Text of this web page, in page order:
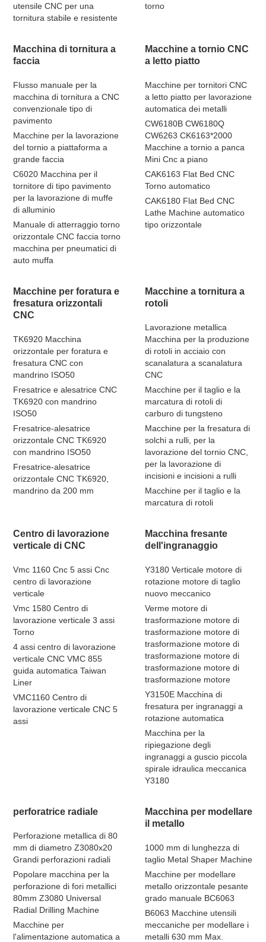
utensile CNC per una
tornitura stabile e resistente
torno
Macchina di tornitura a
faccia
Flusso manuale per la
macchina di tornitura a CNC
convenzionale tipo di
pavimento
Macchine per la lavorazione
del tornio a piattaforma a
grande faccia
C6020 Macchina per il
tornitore di tipo pavimento
per la lavorazione di muffe
di alluminio
Manuale di atterraggio torno
orizzontale CNC faccia torno
macchina per pneumatici di
auto muffa
Macchine a tornio CNC
a letto piatto
Macchine per tornitori CNC
a letto piatto per lavorazione
automatica dei metalli
CW6180B CW6180Q
CW6263 CK6163*2000
Macchine a tornio a panca
Mini Cnc a piano
CAK6163 Flat Bed CNC
Torno automatico
CAK6180 Flat Bed CNC
Lathe Machine automatico
tipo orizzontale
Macchine per foratura e
fresatura orizzontali
CNC
TK6920 Macchina
orizzontale per foratura e
fresatura CNC con
mandrino ISO50
Fresatrice e alesatrice CNC
TK6920 con mandrino
ISO50
Fresatrice-alesatrice
orizzontale CNC TK6920
con mandrino ISO50
Fresatrice-alesatrice
orizzontale CNC TK6920,
mandrino da 200 mm
Macchine a tornitura a
rotoli
Lavorazione metallica
Macchina per la produzione
di rotoli in acciaio con
scanalatura a scanalatura
CNC
Macchine per il taglio e la
marcatura di rotoli di
carburo di tungsteno
Macchine per la fresatura di
solchi a rulli, per la
lavorazione del tornio CNC,
per la lavorazione di
incisioni e incisioni a rulli
Macchine per il taglio e la
marcatura di rotoli
Centro di lavorazione
verticale di CNC
Vmc 1160 Cnc 5 assi Cnc
centro di lavorazione
verticale
Vmc 1580 Centro di
lavorazione verticale 3 assi
Torno
4 assi centro di lavorazione
verticale CNC VMC 855
guida automatica Taiwan
Liner
VMC1160 Centro di
lavorazione verticale CNC 5
assi
Macchina fresante
dell'ingranaggio
Y3180 Verticale motore di
rotazione motore di taglio
nuovo meccanico
Verme motore di
trasformazione motore di
trasformazione motore di
trasformazione motore di
trasformazione motore di
trasformazione motore di
trasformazione motore
Y3150E Macchina di
fresatura per ingranaggi a
rotazione automatica
Macchina per la
ripiegazione degli
ingranaggi a guscio piccola
spirale idraulica meccanica
Y3180
perforatrice radiale
Perforazione metallica di 80
mm di diametro Z3080x20
Grandi perforazioni radiali
Popolare macchina per la
perforazione di fori metallici
80mm Z3080 Universal
Radial Drilling Machine
Macchine per
l'alimentazione automatica a
Macchina per modellare
il metallo
1000 mm di lunghezza di
taglio Metal Shaper Machine
Macchine per modellare
metallo orizzontale pesante
grado manuale BC6063
B6063 Macchine utensili
meccaniche per modellare i
metalli 630 mm Max.